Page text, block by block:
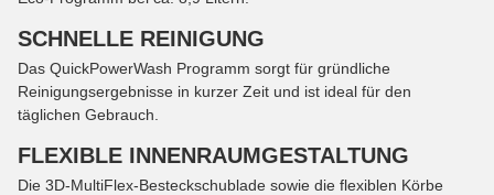
SCHNELLE REINIGUNG
Das QuickPowerWash Programm sorgt für gründliche
Reinigungsergebnisse in kurzer Zeit und ist ideal für den
täglichen Gebrauch.
FLEXIBLE INNENRAUMGESTALTUNG
Die 3D-MultiFlex-Besteckschublade sowie die flexiblen Körbe